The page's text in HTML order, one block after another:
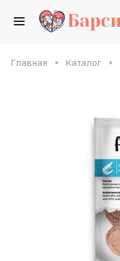
Главная Каталог